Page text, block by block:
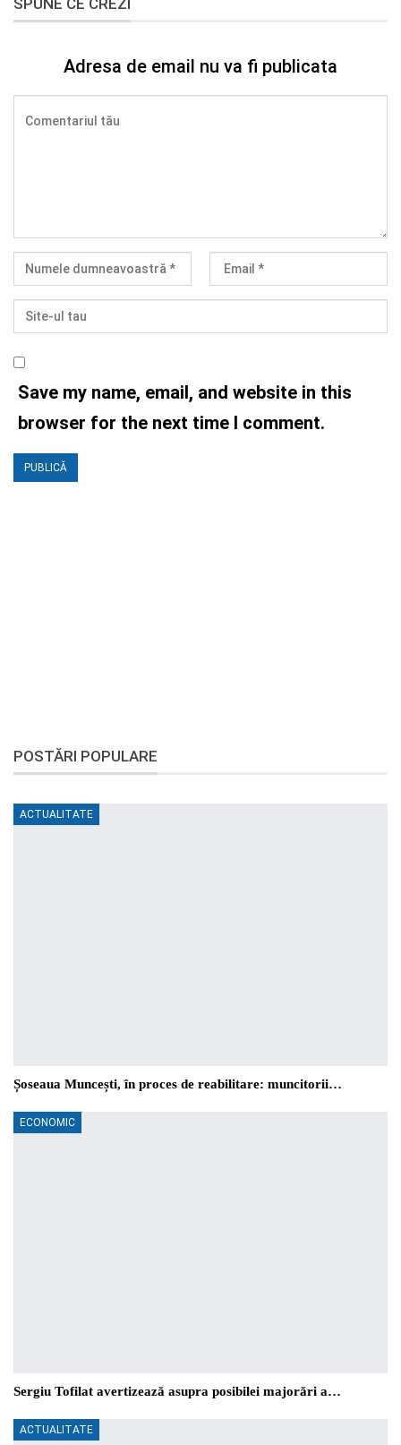
SPUNE CE CREZI
Adresa de email nu va fi publicata
Save my name, email, and website in this
browser for the next time I comment.
POSTĂRI POPULARE
ACTUALITATE
Șoseaua Muncești, în proces de reabilitare: muncitorii…
ECONOMIC
Sergiu Tofilat avertizează asupra posibilei majorări a…
ACTUALITATE